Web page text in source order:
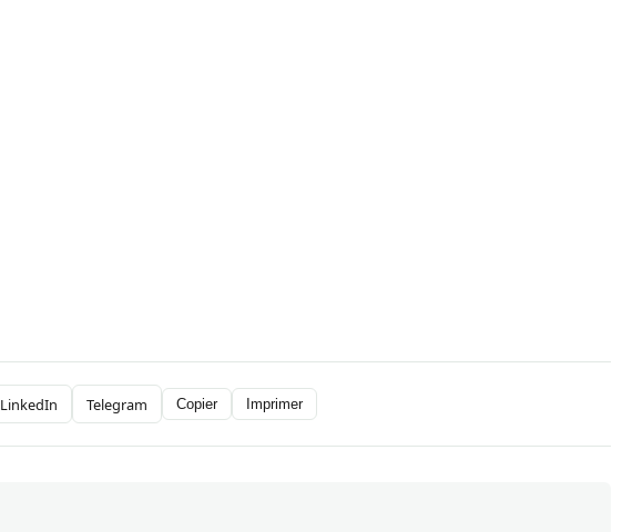
LinkedIn Telegram Copier Imprimer